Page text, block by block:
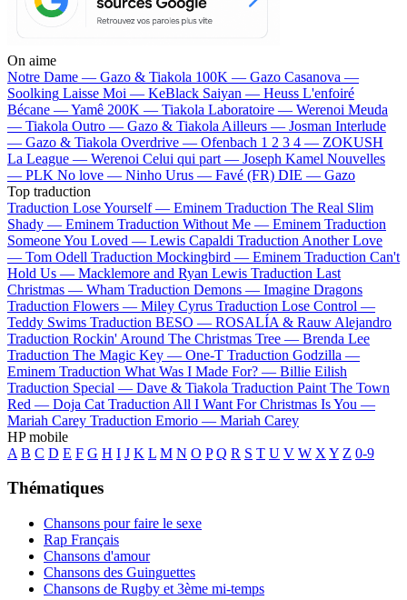
On aime
Notre Dame — Gazo & Tiakola 100K — Gazo Casanova —
Soolking Laisse Moi — KeBlack Saiyan — Heuss L'enfoiré
Bécane —Yamê 200K — Tiakola Laboratoire — Werenoi Meuda
— Tiakola Outro — Gazo & Tiakola Ailleurs — Josman Interlude
— Gazo & Tiakola Overdrive — Ofenbach 1 2 3 4 — ZOKUSH
La League — Werenoi Celui qui part — Joseph Kamel Nouvelles
— PLK No love — Ninho Urus — Favé (FR) DIE — Gazo
Top traduction
Traduction Lose Yourself — Eminem Traduction The Real Slim
Shady — Eminem Traduction Without Me — Eminem Traduction
Someone You Loved — Lewis Capaldi Traduction Another Love
— Tom Odell Traduction Mockingbird — Eminem Traduction Can't
Hold Us — Macklemore and Ryan Lewis Traduction Last
Christmas — Wham Traduction Demons — Imagine Dragons
Traduction Flowers — Miley Cyrus Traduction Lose Control —
Teddy Swims Traduction BESO — ROSALÍA & Rauw Alejandro
Traduction Rockin' Around The Christmas Tree — Brenda Lee
Traduction The Magic Key — One-T Traduction Godzilla —
Eminem Traduction What Was I Made For? — Billie Eilish
Traduction Special — Dave & Tiakola Traduction Paint The Town
Red — Doja Cat Traduction All I Want For Christmas Is You —
Mariah Carey Traduction Emorio — Mariah Carey
HP mobile
A B C D E F G H I J K L M N O P Q R S T U V W X Y Z 0-9
Thématiques
Chansons pour faire le sexe
Rap Français
Chansons d'amour
Chansons des Guinguettes
Chansons de Rugby et 3ème mi-temps